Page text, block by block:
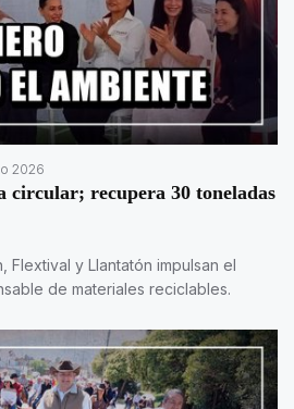
2026
circular; recupera 30 toneladas
Flextival y Llantatón impulsan el
de materiales reciclables.